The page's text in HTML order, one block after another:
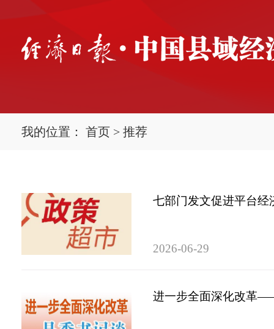
我的位置： 首页 > 推荐
七部门发文促进平台经
2026-06-29
进一步全面深化改革